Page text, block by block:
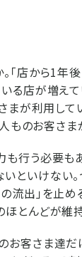
「店から1年
る店が増え
まが利用し
のお客さま
行う必要も
といけない
流出」を止
とんどが維
客さま達